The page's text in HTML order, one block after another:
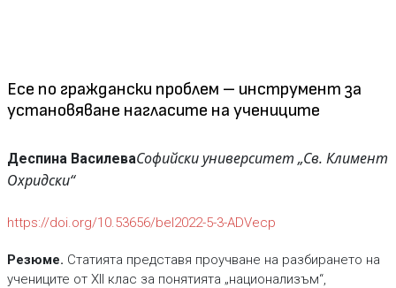
Есе по граждански проблем – инструмент за
установяване нагласите на учениците
Деспина ВасилеваСофийски университет „Св. Климент
Охридски“
https://doi.org/10.53656/bel2022-5-3-ADVecp
Резюме. Статията представя проучване на разбирането на
учениците от XII клас за понятията „национализъм“,